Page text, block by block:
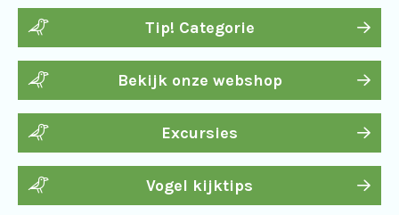
Tip! Categorie
Bekijk onze webshop
Excursies
Vogel kijktips